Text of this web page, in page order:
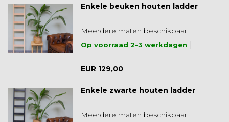
Enkele beuken houten ladder
Meerdere maten beschikbaar
Op voorraad 2-3 werkdagen
EUR 129,00
Enkele zwarte houten ladder
Meerdere maten beschikbaar